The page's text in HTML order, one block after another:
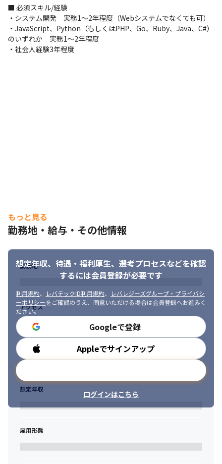
りと設けています。
・コミュニケーションはSlackやGoogle Meetを利用しており、気
軽に相談しやすい環境です。
＜提案段階からエンジニアも協力＞
・システムに本当に必要な機能は何か、目的をしっかりとヒアリ
＜技術力の向上＞
・開発のプロセス全てに関わることができます
・Google マップの技術だけではなく、ベースとなるWebの技術も
積極的に導入しているため、Web開発の技術力も身につきます
・自社開発、個別開発問わず営業とエンジニアが協力してお客様
が本当に必要としているものを提案できる
・実際に利用いただく企業様と話ができるため、しっかりと課題
をヒアリングし提案ができる
・勉強会や技術共有会の開催や社内の技術ブログなど、スキルア
ップできる環境があります
＜働きやすさ＞
・裁量権を持って働くことができます
・テレワークやフレックス制度などがあり、所定労働時間が7時間
であるためワークライフバランスをとりやすいです
・役職や部署の垣根なくフラットに交流や議論をすることができ
ます
■ 必須スキル/経験
・システム開発　実務1～2年程度（Webシステムでなくても可）
・JavaScript、Python（もしくはPHP、Go、Ruby、Java、C#）
のいずれか　実務1～2年程度
・社会人経験3年程度
もっと見る
勤務地・給与・その他情報
想定年収、待遇・福利厚生、 選考プロセスなどを確認
するには会員登録が必要です
利用規約、 レバテックID利用規約、
レバレジーズグループ・プライバシ
ーポリシーをご確認のうえ、同意いただける場合は会員登録へお進みく
ださい。
Googleで登録
Appleでサインアップ
ログインはこちら
勤務地
アクセス
勤務時間
想定年収
雇用形態